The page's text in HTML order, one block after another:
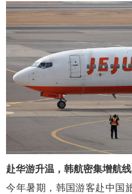
赴华游升温，韩航密集增航线
今年暑期，韩国游客赴中国